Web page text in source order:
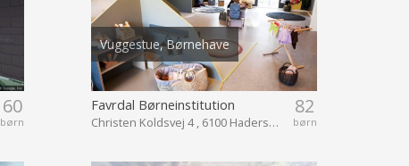
60
børn
Vuggestue, Børnehave
82
børn
Favrdal Børneinstitution
Christen Koldsvej 4 , 6100 Haderslev